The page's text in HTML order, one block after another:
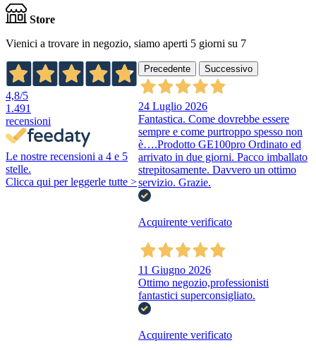
Store
Vienici a trovare in negozio, siamo aperti 5 giorni su 7
4,8/5
1.491
recensioni
Le nostre recensioni a 4 e 5
stelle.
Clicca qui per leggerle tutte >
Precedente Successivo
24 Luglio 2026
Fantastica. Come dovrebbe essere
sempre e come purtroppo spesso non
è….Prodotto GE100pro Ordinato ed
arrivato in due giorni. Pacco imballato
strepitosamente. Davvero un ottimo
servizio. Grazie.
Acquirente verificato
11 Giugno 2026
Ottimo negozio,professionisti
fantastici superconsigliato.
Acquirente verificato